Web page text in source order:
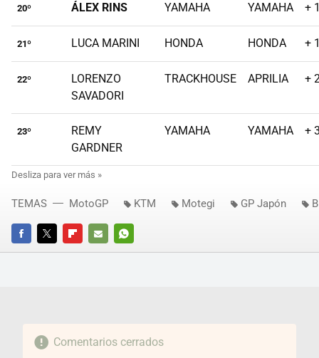
20º ÁLEX RINS YAMAHA YAMAHA +
21º LUCA MARINI HONDA HONDA +
22º
LORENZO
SAVADORI
TRACKHOUSE APRILIA +
23º
REMY
GARDNER
YAMAHA YAMAHA +
FACEBOOKTWITTERFLIPBOARD
E-
WHATSAPP
TEMAS MotoGP KTM Motegi GP Japón
Comentarios cerrados